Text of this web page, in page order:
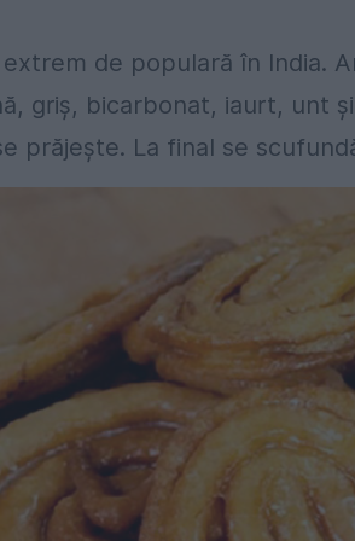
de populară în India.
griș, bicarbonat, iaurt, unt
prăjește. La final se